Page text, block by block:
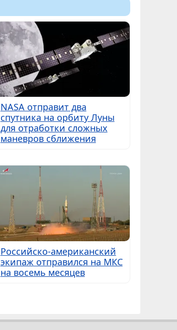
NASA отправит два
спутника на орбиту Луны
для отработки сложных
маневров сближения
Российско-американский
экипаж отправился на МКС
на восемь месяцев